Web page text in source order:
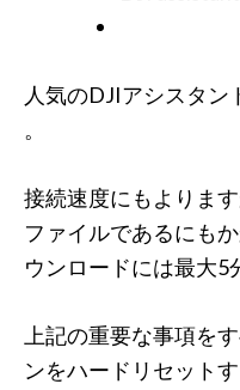
人気のDJIアシスタン
。
接続速度にもよりま
ファイルであるにも
ウンロードには最大5
上記の重要な事項を
ンをハードリセット